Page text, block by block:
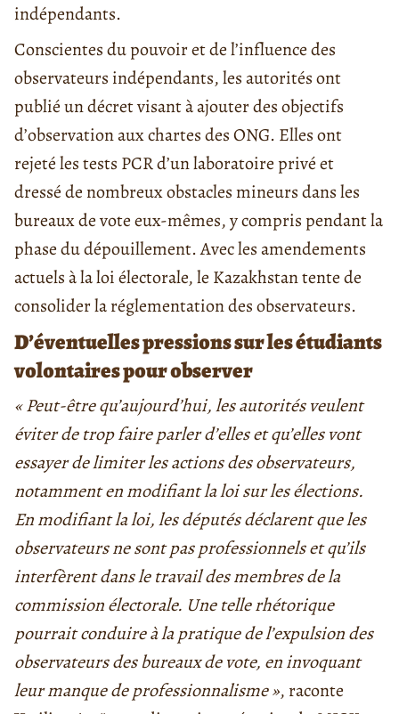
indépendants.
Conscientes du pouvoir et de l’influence des
observateurs indépendants, les autorités ont
publié un décret visant à ajouter des objectifs
d’observation aux chartes des ONG. Elles ont
rejeté les tests PCR d’un laboratoire privé et
dressé de nombreux obstacles mineurs dans les
bureaux de vote eux-mêmes, y compris pendant la
phase du dépouillement. Avec les amendements
actuels à la loi électorale, le Kazakhstan tente de
consolider la réglementation des observateurs.
D’éventuelles pressions sur les étudiants
volontaires pour observer
« Peut-être qu’aujourd’hui, les autorités veulent
éviter de trop faire parler d’elles et qu’elles vont
essayer de limiter les actions des observateurs,
notamment en modifiant la loi sur les élections.
En modifiant la loi, les députés déclarent que les
observateurs ne sont pas professionnels et qu’ils
interfèrent dans le travail des membres de la
commission électorale. Une telle rhétorique
pourrait conduire à la pratique de l’expulsion des
observateurs des bureaux de vote, en invoquant
leur manque de professionnalisme », raconte